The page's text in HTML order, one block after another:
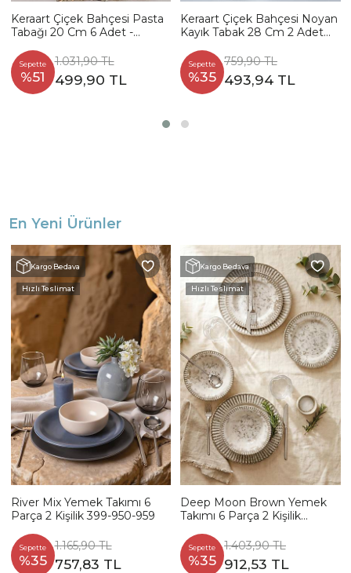
Keraart Çiçek Bahçesi Pasta
Tabağı 20 Cm 6 Adet -
Sepette
%51
1.031,90 TL
499,90 TL
Keraart Çiçek Bahçesi Noyan
Kayık Tabak 28 Cm 2 Adet
Sepette
%35
759,90 TL
493,94 TL
En Yeni Ürünler
Kargo Bedava
Hızlı Teslimat
River Mix Yemek Takımı 6
Parça 2 Kişilik 399-950-959
Sepette
%35
1.165,90 TL
757,83 TL
Kargo Bedava
Hızlı Teslimat
Deep Moon Brown Yemek
Takımı 6 Parça 2 Kişilik
Sepette
%35
1.403,90 TL
912,53 TL